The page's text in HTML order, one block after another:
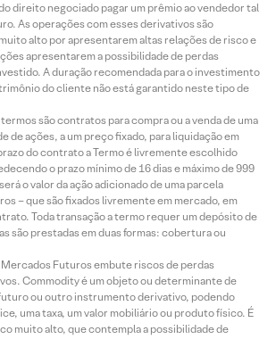
direito negociado pagar um prêmio ao vendedor tal
As operações com esses derivativos são
alto por apresentarem altas relações de risco e
apresentarem a possibilidade de perdas
A duração recomendada para o investimento
do cliente não está garantido neste tipo de
são contratos para compra ou a venda de uma
de ações, a um preço fixado, para liquidação em
do contrato a Termo é livremente escolhido
o prazo mínimo de 16 dias e máximo de 999
o valor da ação adicionado de uma parcela
– que são fixados livremente em mercado, em
Toda transação a termo requer um depósito de
são prestadas em duas formas: cobertura ou
Futuros embute riscos de perdas
Commodity é um objeto ou determinante de
ou outro instrumento derivativo, podendo
uma taxa, um valor mobiliário ou produto físico. É
muito alto, que contempla a possibilidade de